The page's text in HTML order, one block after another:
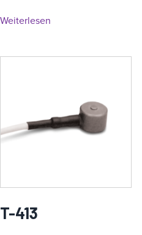
Weiterlesen
T-413